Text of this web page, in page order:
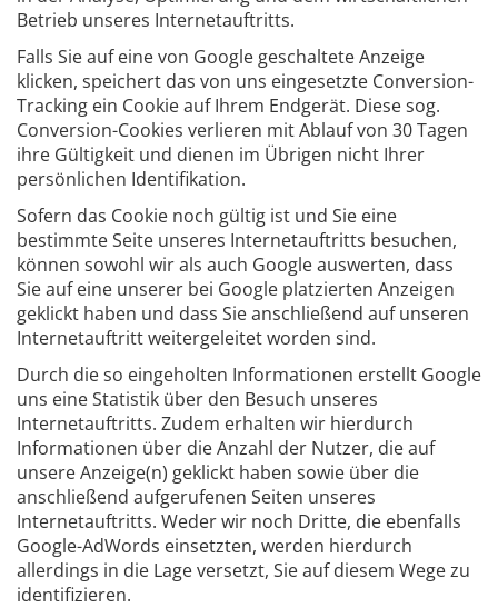
Betrieb unseres Internetauftritts.
Falls Sie auf eine von Google geschaltete Anzeige
klicken, speichert das von uns eingesetzte Conversion-
Tracking ein Cookie auf Ihrem Endgerät. Diese sog.
Conversion-Cookies verlieren mit Ablauf von 30 Tagen
ihre Gültigkeit und dienen im Übrigen nicht Ihrer
persönlichen Identifikation.
Sofern das Cookie noch gültig ist und Sie eine
bestimmte Seite unseres Internetauftritts besuchen,
können sowohl wir als auch Google auswerten, dass
Sie auf eine unserer bei Google platzierten Anzeigen
geklickt haben und dass Sie anschließend auf unseren
Internetauftritt weitergeleitet worden sind.
Durch die so eingeholten Informationen erstellt Google
uns eine Statistik über den Besuch unseres
Internetauftritts. Zudem erhalten wir hierdurch
Informationen über die Anzahl der Nutzer, die auf
unsere Anzeige(n) geklickt haben sowie über die
anschließend aufgerufenen Seiten unseres
Internetauftritts. Weder wir noch Dritte, die ebenfalls
Google-AdWords einsetzten, werden hierdurch
allerdings in die Lage versetzt, Sie auf diesem Wege zu
identifizieren.